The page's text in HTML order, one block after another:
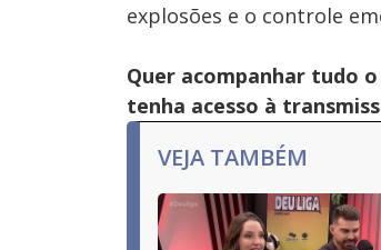
the
or
activating
the
close
button.
explosões e o controle
Quer acompanhar tudo
tenha acesso à
VEJA TAMBÉM